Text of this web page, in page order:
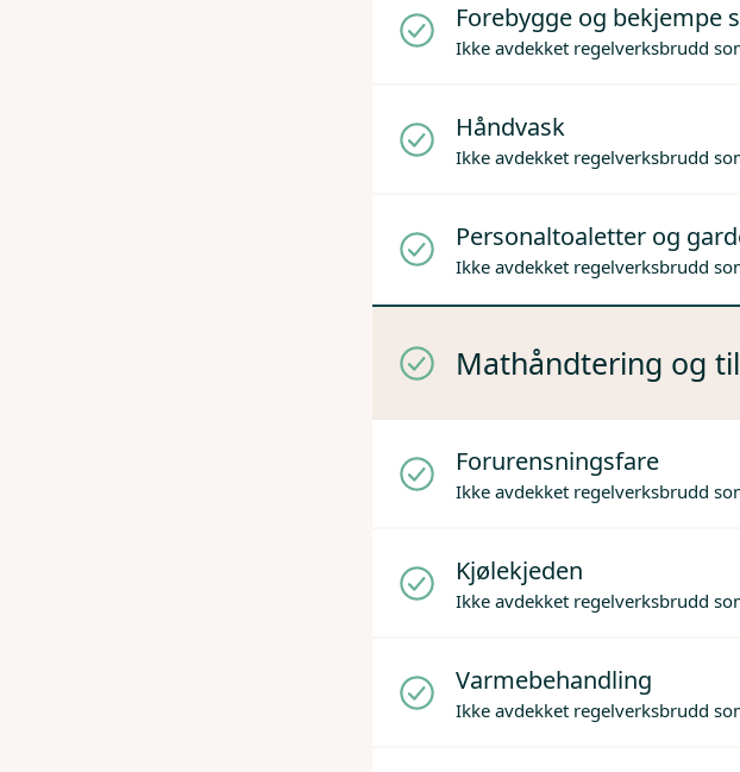
Forebygge og bekjempe
Ikke avdekket regelverksbrudd
Håndvask
Ikke avdekket regelverksbrudd
Personaltoaletter og
Ikke avdekket regelverksbrudd
Mathåndtering og
Forurensningsfare
Ikke avdekket regelverksbrudd
Kjølekjeden
Ikke avdekket regelverksbrudd
Varmebehandling
Ikke avdekket regelverksbrudd